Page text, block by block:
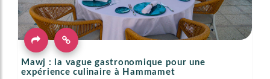
Mawj : la vague gastronomique pour une
expérience culinaire à Hammamet